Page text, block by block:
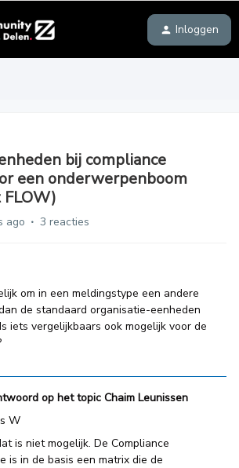
Inloggen
bij compliance
een onderwerpenboom
ago 3 reacties
om in een meldingstype een andere
de standaard organisatie-eenheden
iets vergelijkbaars ook mogelijk voor de
op het topic Chaim Leunissen
W
is niet mogelijk. De Compliance
is in de basis een matrix die de